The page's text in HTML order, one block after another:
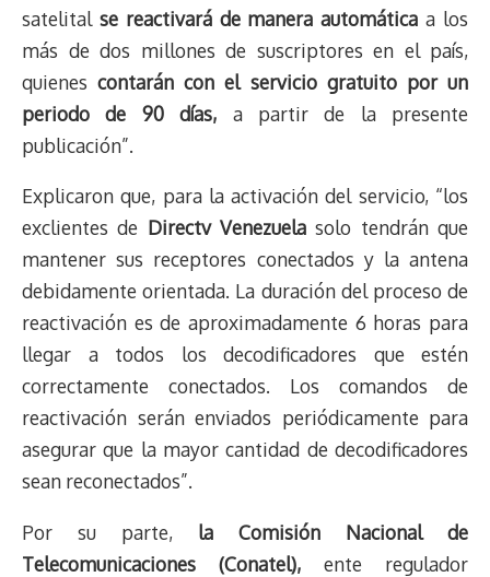
d
k
A
p
o
o
k
d
n
k
y
r
m
r
s
t
satelital se reactivará de manera automática a los
más de dos millones de suscriptores en el país,
quienescontarán con el servicio gratuito por un
periodo de 90 días, a partir de la presente
publicación”.
Explicaron que, para la activación del servicio, “los
exclientes de Directv Venezuela solo tendrán que
mantener sus receptores conectados y la antena
debidamente orientada. La duración del proceso de
reactivación es de aproximadamente 6 horas para
llegar a todos los decodificadores que estén
correctamente conectados. Los comandos de
reactivación serán enviados periódicamente para
asegurar que la mayor cantidad de decodificadores
sean reconectados”.
Por su parte, la Comisión Nacional de
Telecomunicaciones (Conatel), ente regulador